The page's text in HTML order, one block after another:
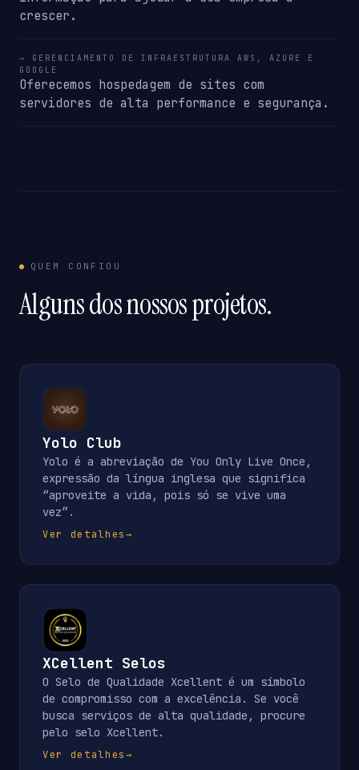
crescer.
→ GERENCIAMENTO DE INFRAESTRUTURA AWS, AZURE E
GOOGLE
Oferecemos hospedagem de sites com
servidores de alta performance e segurança.
QUEM CONFIOU
Alguns dos nossos projetos.
Yolo Club
Yolo é a abreviação de You Only Live Once,
expressão da língua inglesa que significa
“aproveite a vida, pois só se vive uma
vez”.
Ver detalhes→
XCellent Selos
O Selo de Qualidade Xcellent é um símbolo
de compromisso com a excelência. Se você
busca serviços de alta qualidade, procure
pelo selo Xcellent.
Ver detalhes→